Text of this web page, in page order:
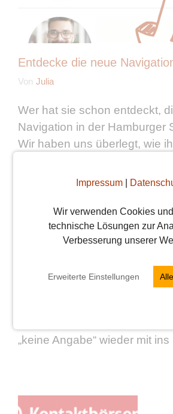
Impressum|
Wir verwenden Cookies
technische Lösungen zur
Verbesserung unserer
Erweiterte Einstellungen
Entdecke die neue
Von Julia
Wer hat sie schon entdeckt,
Navigation in der Hamburger
Wir haben uns überlegt, wie
nutzen könnt. ...weiterlesen
Wir erfüllen eure Wünsche –
Beziehungsstatus
Tada! Es sind zwar noch 2
Weihnachten, aber bei uns
„keine Angabe“ wieder mit ins